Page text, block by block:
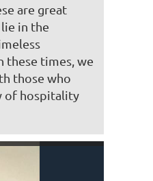
are great
in the
these times, we
those who
of hospitality